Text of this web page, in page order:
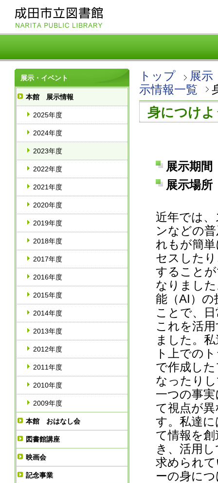
展示・イベント
本館 展示情報
2025年度
2024年度
2023年度
2022年度
2021年度
2020年度
2019年度
2018年度
2017年度
2016年度
2015年度
2014年度
2013年度
2012年度
2011年度
2010年度
2009年度
本館 おはなし会
図書館講座
映画会
記念事業
トップ
展示
示情報一覧
身につけ
展示期間
展示場所
近年では
ンなどの
れもが簡
セスした
すること
なりまし
能（AI）の
ことで、
これを活
ました。
ト上での
で作成し
なったり
一つの事
て視点が
す。私達
て情報を
き、活用
求められ
ーの身に